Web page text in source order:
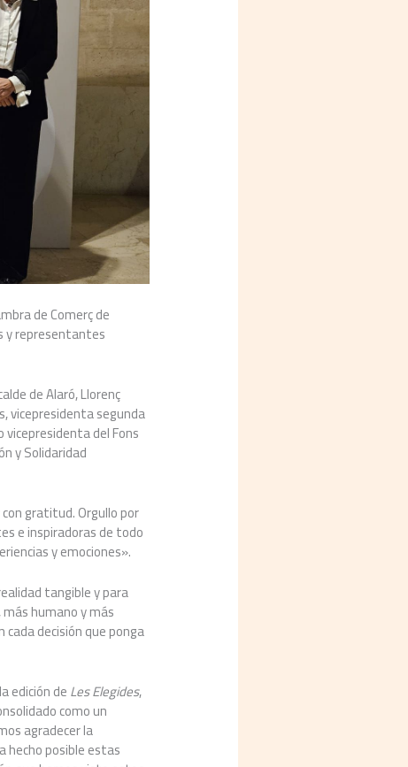
de Comerç de
y representantes
de Alaró, Llorenç
vicepresidenta segunda
vicepresidenta del Fons
y Solidaridad
gratitud. Orgullo por
e inspiradoras de todo
y emociones».
tangible y para
humano y más
decisión que ponga
edición deLes Elegides,
como un
agradecer la
hecho posible estas